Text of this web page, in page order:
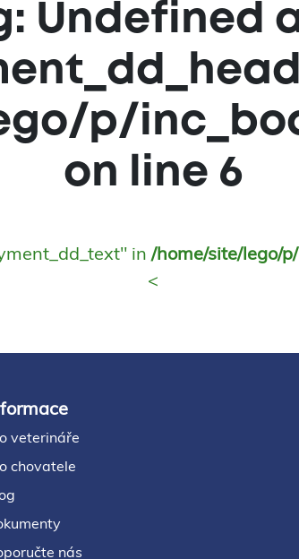
: Undefined
p/
on line 6
in /home/site/lego/
<
veterináře
chovatele
nás